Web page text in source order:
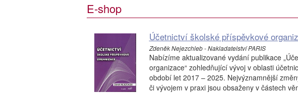
E-shop
Účetnictví školské příspěvkové
Zdeněk Nejezchleb - Nakladatelství PARIS
Nabízíme aktualizované vydání publikace
organizace“ zohledňující vývoj v oblasti
období let 2017 – 2025. Nejvýznamnější
či vývojem v praxi jsou obsaženy v částech